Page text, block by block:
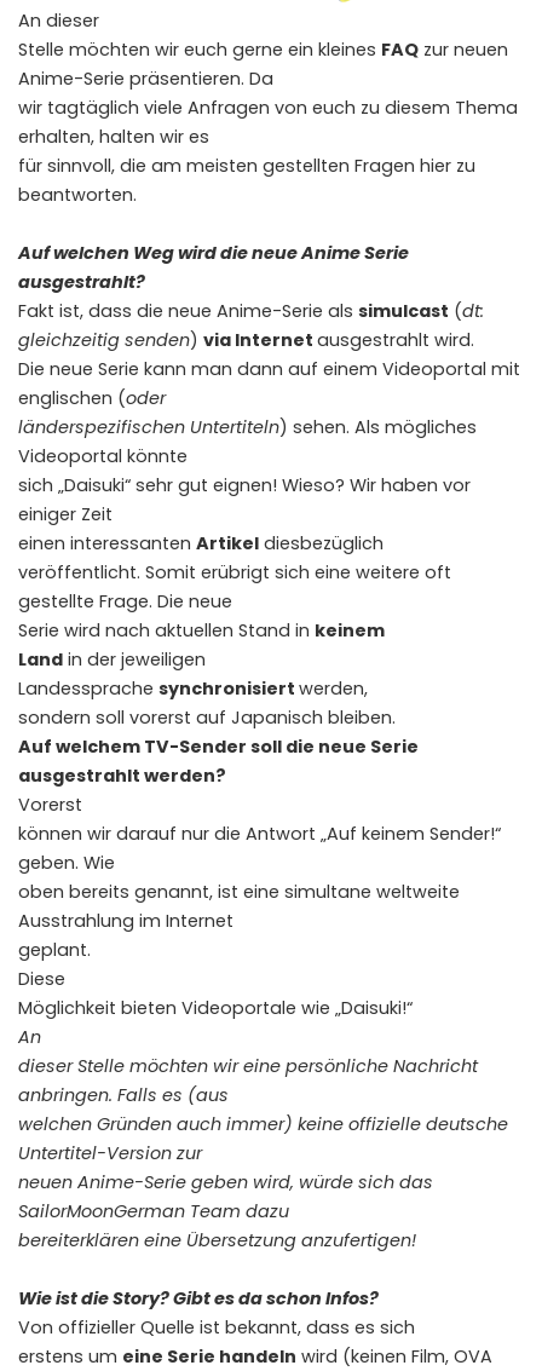
An dieser
Stelle möchten wir euch gerne ein kleines FAQ zur neuen
Anime-Serie präsentieren. Da
wir tagtäglich viele Anfragen von euch zu diesem Thema
erhalten, halten wir es
für sinnvoll, die am meisten gestellten Fragen hier zu
beantworten.
Auf welchen Weg wird die neue Anime Serie
ausgestrahlt?
Fakt ist, dass die neue Anime-Serie als simulcast (dt:
gleichzeitig senden) via Internet ausgestrahlt wird.
Die neue Serie kann man dann auf einem Videoportal mit
englischen (oder
länderspezifischen Untertiteln) sehen. Als mögliches
Videoportal könnte
sich „Daisuki“ sehr gut eignen! Wieso? Wir haben vor
einiger Zeit
einen interessanten Artikel diesbezüglich
veröffentlicht. Somit erübrigt sich eine weitere oft
gestellte Frage. Die neue
Serie wird nach aktuellen Stand in keinem
Land in der jeweiligen
Landessprache synchronisiert werden,
sondern soll vorerst auf Japanisch bleiben.
Auf welchem TV-Sender soll die neue Serie
ausgestrahlt werden?
Vorerst
können wir darauf nur die Antwort „Auf keinem Sender!“
geben. Wie
oben bereits genannt, ist eine simultane weltweite
Ausstrahlung im Internet
geplant.
Diese
Möglichkeit bieten Videoportale wie „Daisuki!“
An
dieser Stelle möchten wir eine persönliche Nachricht
anbringen. Falls es (aus
welchen Gründen auch immer) keine offizielle deutsche
Untertitel-Version zur
neuen Anime-Serie geben wird, würde sich das
SailorMoonGerman Team dazu
bereiterklären eine Übersetzung anzufertigen!
Wie ist die Story? Gibt es da schon Infos?
Von offizieller Quelle ist bekannt, dass es sich
erstens um eine Serie handeln wird (keinen Film, OVA